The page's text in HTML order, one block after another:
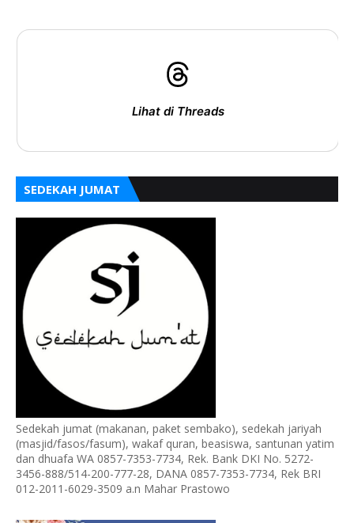
Lihat di Threads
SEDEKAH JUMAT
Sedekah jumat (makanan, paket sembako), sedekah jariyah
(masjid/fasos/fasum), wakaf quran, beasiswa, santunan yatim
dan dhuafa WA 0857-7353-7734, Rek. Bank DKI No. 5272-
3456-888/514-200-777-28, DANA 0857-7353-7734, Rek BRI
012-2011-6029-3509 a.n Mahar Prastowo